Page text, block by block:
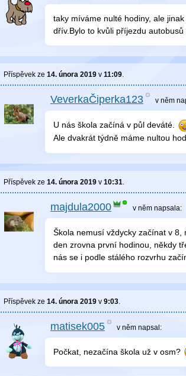
taky míváme nulté hodiny, ale
dřív.Bylo to kvůli příjezdu autobusů
Příspěvek ze 14. února 2019 v 11:09.
VeverkaČiperka123 v něm
U nás škola začíná v půl deváté.
Ale dvakrát týdně máme nultou
Příspěvek ze 14. února 2019 v 10:31
majdula2000 v něm napsala:
Škola nemusí vždycky začínat v 8,
den zrovna první hodinou, někdy
nás se i podle stálého rozvrhu
Příspěvek ze 14. února 2019 v 9:03
matisek005 v němnapsal:
Počkat, nezačína škola už v osm?